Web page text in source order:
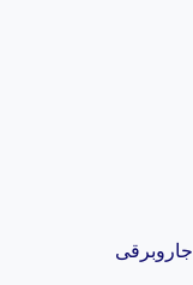
جاروبرقی